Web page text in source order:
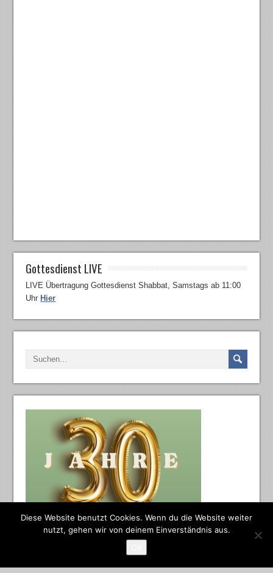
Gottesdienst LIVE
LIVE Übertragung Gottesdienst Shabbat, Samstags ab 11:00
Uhr Hier
Diese Website benutzt Cookies. Wenn du die Website weiter
nutzt, gehen wir von deinem Einverständnis aus.